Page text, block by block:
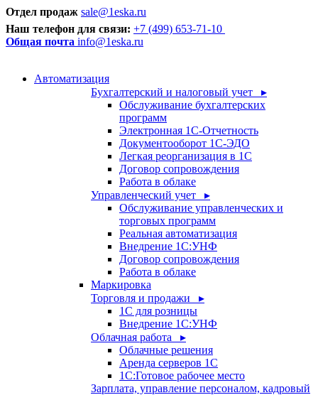
Отдел продаж sale@1eska.ru
Наш телефон для связи: +7 (499) 653-71-10
Общая почта info@1eska.ru
Автоматизация
Бухгалтерский и налоговый учет ▸
Обслуживание бухгалтерских
программ
Электронная 1С-Отчетность
Документооборот 1С-ЭДО
Легкая реорганизация в 1С
Договор сопровождения
Работа в облаке
Управленческий учет ▸
Обслуживание управленческих и
торговых программ
Реальная автоматизация
Внедрение 1С:УНФ
Договор сопровождения
Работа в облаке
Маркировка
Торговля и продажи ▸
1С для розницы
Внедрение 1С:УНФ
Облачная работа ▸
Облачные решения
Аренда серверов 1С
1C:Готовое рабочее место
Зарплата, управление персоналом, кадровый